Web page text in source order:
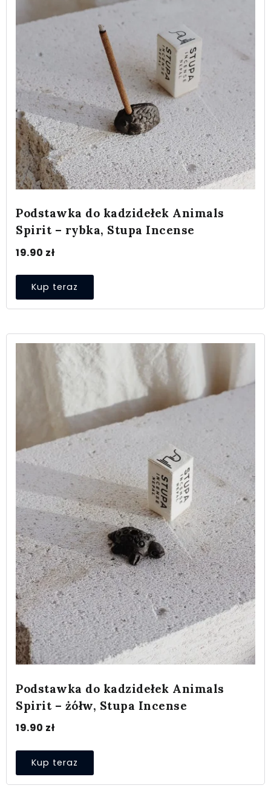
Podstawka do kadzidełek Animals
Spirit – rybka, Stupa Incense
19.90 zł
Kup teraz
Podstawka do kadzidełek Animals
Spirit – żółw, Stupa Incense
19.90 zł
Kup teraz